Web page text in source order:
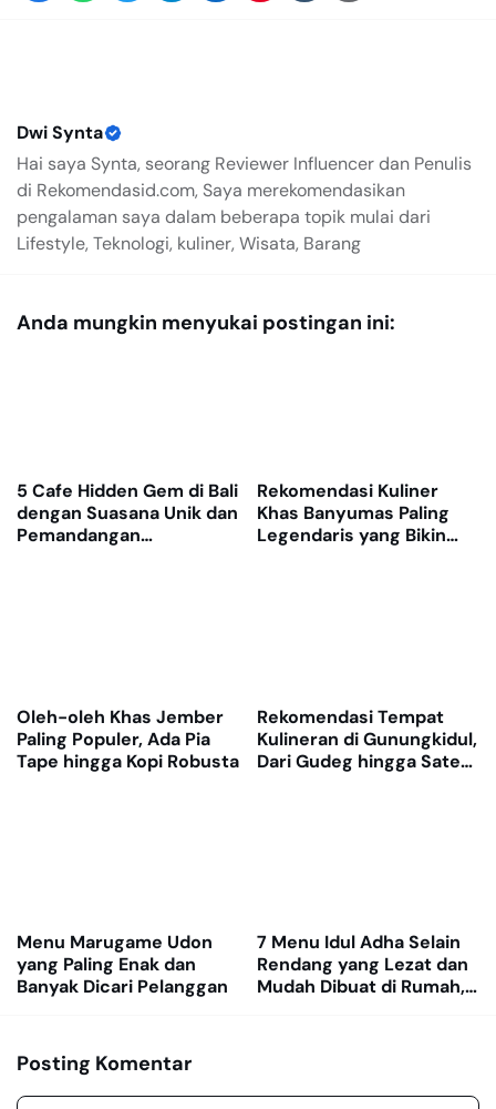
Dwi Synta
Hai saya Synta, seorang Reviewer Influencer dan Penulis
di Rekomendasid.com, Saya merekomendasikan
pengalaman saya dalam beberapa topik mulai dari
Lifestyle, Teknologi, kuliner, Wisata, Barang
Anda mungkin menyukai postingan ini:
5 Cafe Hidden Gem di Bali
dengan Suasana Unik dan
Pemandangan
Rekomendasi Kuliner
Khas Banyumas Paling
Legendaris yang Bikin
Oleh-oleh Khas Jember
Paling Populer, Ada Pia
Tape hingga Kopi Robusta
Rekomendasi Tempat
Kulineran di Gunungkidul,
Dari Gudeg hingga Sate
Menu Marugame Udon
yang Paling Enak dan
Banyak Dicari Pelanggan
7 Menu Idul Adha Selain
Rendang yang Lezat dan
Mudah Dibuat di Rumah,
Posting Komentar